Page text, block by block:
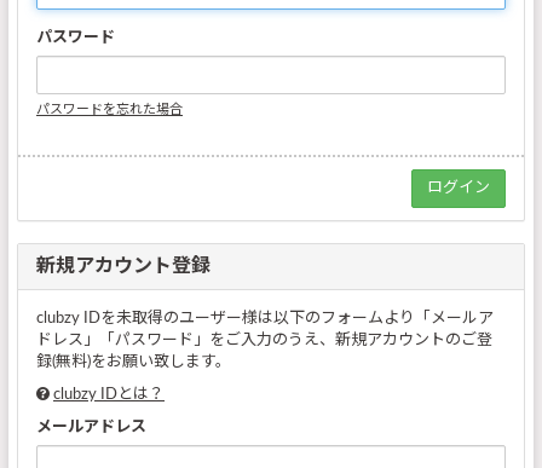
パスワード
パスワードを忘れた場合
新規アカウント登録
clubzy IDを未取得のユーザー様は以下のフォームより「メールア
ドレス」「パスワード」をご入力のうえ、新規アカウントのご登
録(無料)をお願い致します。
clubzy IDとは？
メールアドレス